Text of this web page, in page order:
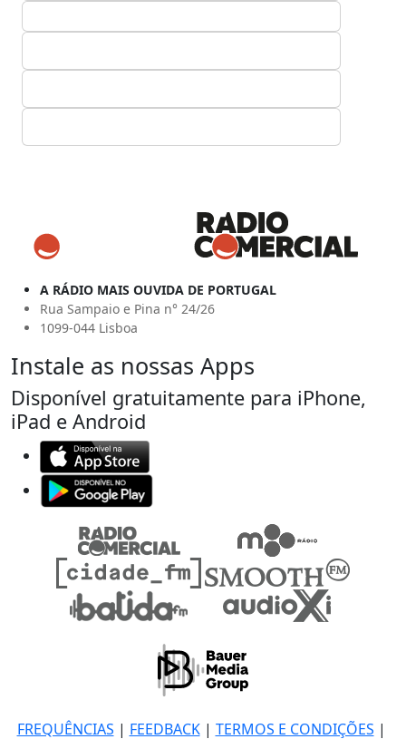
A RÁDIO MAIS OUVIDA DE PORTUGAL
Rua Sampaio e Pina n° 24/26
1099-044 Lisboa
Instale as nossas Apps
Disponível gratuitamente para iPhone,
iPad e Android
FREQUÊNCIAS | FEEDBACK| TERMOS E CONDIÇÕES |